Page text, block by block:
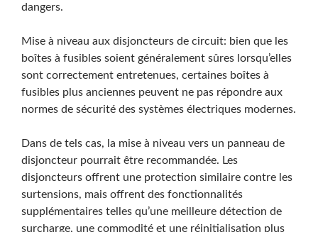
dangers.
Mise à niveau aux disjoncteurs de circuit: bien que les
boîtes à fusibles soient généralement sûres lorsqu’elles
sont correctement entretenues, certaines boîtes à
fusibles plus anciennes peuvent ne pas répondre aux
normes de sécurité des systèmes électriques modernes.
Dans de tels cas, la mise à niveau vers un panneau de
disjoncteur pourrait être recommandée. Les
disjoncteurs offrent une protection similaire contre les
surtensions, mais offrent des fonctionnalités
supplémentaires telles qu’une meilleure détection de
surcharge, une commodité et une réinitialisation plus